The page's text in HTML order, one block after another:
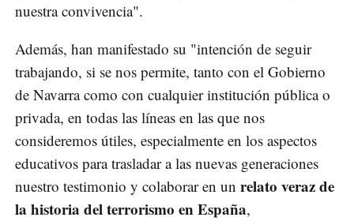
nuestra convivencia".
Además, han manifestado su "intención de seguir
trabajando, si se nos permite, tanto con el Gobierno
de Navarra como con cualquier institución pública o
privada, en todas las líneas en las que nos
consideremos útiles, especialmente en los aspectos
educativos para trasladar a las nuevas generaciones
nuestro testimonio y colaborar en un relato veraz de
la historia del terrorismo en España,